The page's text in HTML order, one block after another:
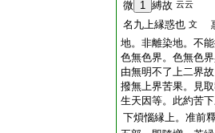
微 1 縛故 云云
名九上縁惑也 文
地。非離染地。不
色無色界。色無色
由無明不了上二界
撥無上界苦果。見
生天因等。此約苦
下煩惱縁上。准前